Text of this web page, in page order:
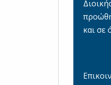
και σε